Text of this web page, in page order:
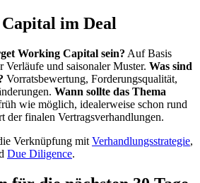
im Deal
Working Capital sein? Auf Basis
Verläufe und saisonaler Muster. Was sind
Vorratsbewertung, Forderungsqualität,
Wann sollte das Thema
wie möglich, idealerweise schon rund
der finalen Vertragsverhandlungen.
Verknüpfung mit Verhandlungsstrategie,
Due Diligence.